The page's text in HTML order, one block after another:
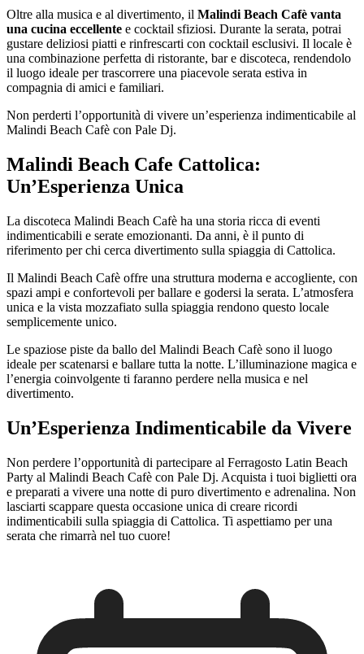
Oltre alla musica e al divertimento, il Malindi Beach Cafè vanta
una cucina eccellente e cocktail sfiziosi. Durante la serata, potrai
gustare deliziosi piatti e rinfrescarti con cocktail esclusivi. Il locale è
una combinazione perfetta di ristorante, bar e discoteca, rendendolo
il luogo ideale per trascorrere una piacevole serata estiva in
compagnia di amici e familiari.
Non perderti l’opportunità di vivere un’esperienza indimenticabile al
Malindi Beach Cafè con Pale Dj.
Malindi Beach Cafe Cattolica:
Un’Esperienza Unica
La discoteca Malindi Beach Cafè ha una storia ricca di eventi
indimenticabili e serate emozionanti. Da anni, è il punto di
riferimento per chi cerca divertimento sulla spiaggia di Cattolica.
Il Malindi Beach Cafè offre una struttura moderna e accogliente, con
spazi ampi e confortevoli per ballare e godersi la serata. L’atmosfera
unica e la vista mozzafiato sulla spiaggia rendono questo locale
semplicemente unico.
Le spaziose piste da ballo del Malindi Beach Cafè sono il luogo
ideale per scatenarsi e ballare tutta la notte. L’illuminazione magica e
l’energia coinvolgente ti faranno perdere nella musica e nel
divertimento.
Un’Esperienza Indimenticabile da Vivere
Non perdere l’opportunità di partecipare al Ferragosto Latin Beach
Party al Malindi Beach Cafè con Pale Dj. Acquista i tuoi biglietti ora
e preparati a vivere una notte di puro divertimento e adrenalina. Non
lasciarti scappare questa occasione unica di creare ricordi
indimenticabili sulla spiaggia di Cattolica. Ti aspettiamo per una
serata che rimarrà nel tuo cuore!